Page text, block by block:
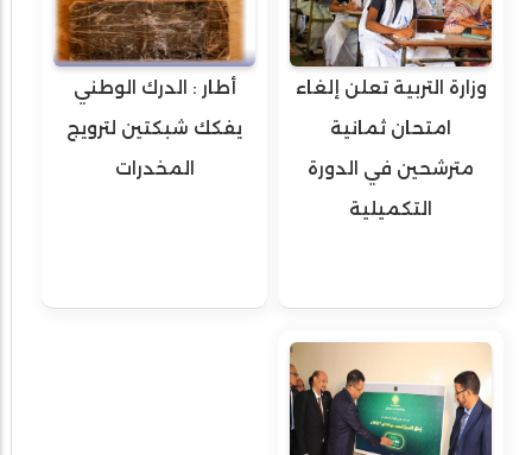
وزارة التربية تعلن إلغاء
امتحان ثمانية
مترشحين في الدورة
التكميلية
أطار : الدرك الوطني
يفكك شبكتين لترويج
المخدرات